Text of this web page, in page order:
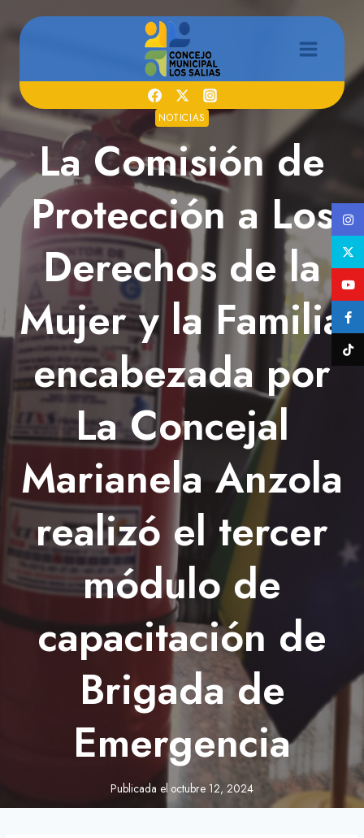
NOTICIAS
La Comisión de
Protección a Los
Derechos de la
Mujer y la Familia
encabezada por
La Concejal
Marianela Anzola
realizó el tercer
módulo de
capacitación de
Brigada de
Emergencia
Publicada el octubre 12, 2024